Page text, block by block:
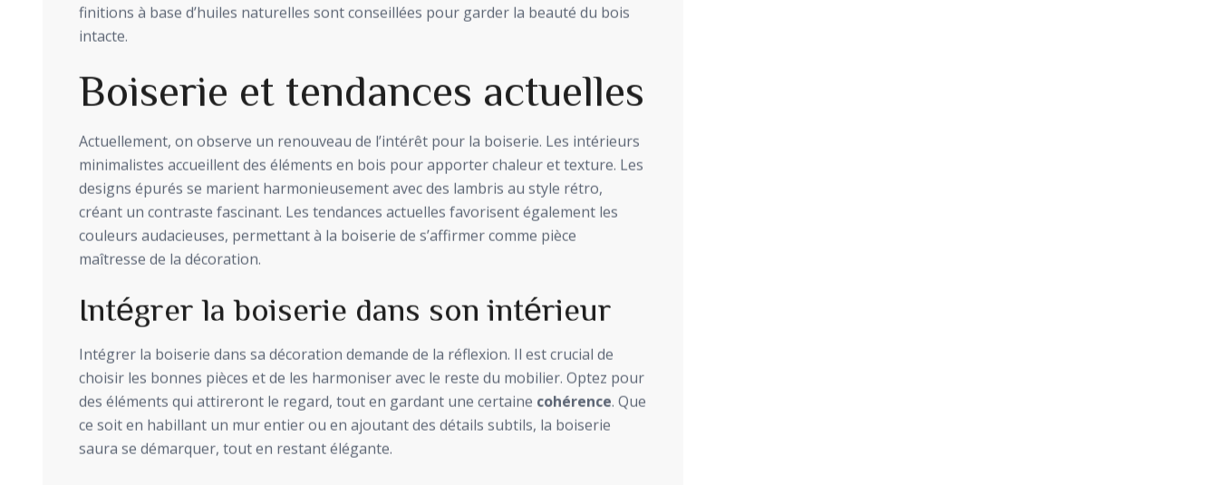
finitions à base d’huiles naturelles sont conseillées pour garder la beauté du bois
intacte.
Boiserie et tendances actuelles
Actuellement, on observe un renouveau de l’intérêt pour la boiserie. Les intérieurs
minimalistes accueillent des éléments en bois pour apporter chaleur et texture. Les
designs épurés se marient harmonieusement avec des lambris au style rétro,
créant un contraste fascinant. Les tendances actuelles favorisent également les
couleurs audacieuses, permettant à la boiserie de s’affirmer comme pièce
maîtresse de la décoration.
Intégrer la boiserie dans son intérieur
Intégrer la boiserie dans sa décoration demande de la réflexion. Il est crucial de
choisir les bonnes pièces et de les harmoniser avec le reste du mobilier. Optez pour
des éléments qui attireront le regard, tout en gardant une certaine cohérence. Que
ce soit en habillant un mur entier ou en ajoutant des détails subtils, la boiserie
saura se démarquer, tout en restant élégante.